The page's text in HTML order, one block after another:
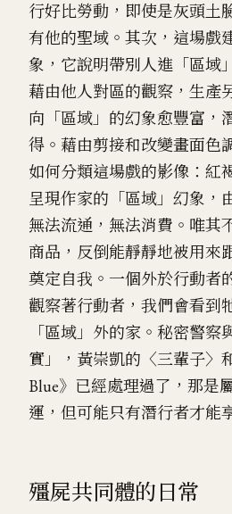
行好比勞動，即使是灰頭土
有他的聖域。其次，這場戲
象，它說明帶別人進「區域
藉由他人對區的觀察，生產
向「區域」的幻象愈豐富，
得。藉由剪接和改變畫面色
如何分類這場戲的影像：紅
呈現作家的「區域」幻象，
無法流通，無法消費。唯其
商品，反倒能靜靜地被用來
奠定自我。一個外於行動者
觀察著行動者，我們會看到
「區域」外的家。秘密警察
實」，黃崇凱的〈三輩子〉
Blue》已經處理過了，那是
運，但可能只有潛行者才能
殭屍共同體的日常